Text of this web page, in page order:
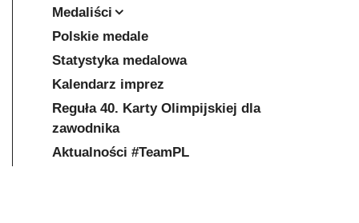
Medaliści
Polskie medale
Statystyka medalowa
Kalendarz imprez
Reguła 40. Karty Olimpijskiej dla
zawodnika
Aktualności #TeamPL